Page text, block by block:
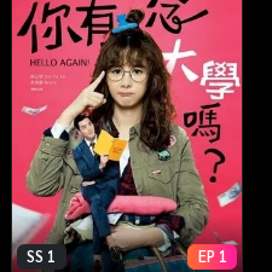
SS 1 EP 1